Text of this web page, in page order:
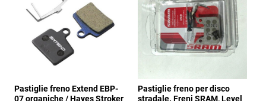
Pastiglie freno Extend EBP-
07 organiche / Hayes Stroker
Pastiglie freno per disco
stradale. Freni SRAM, Level